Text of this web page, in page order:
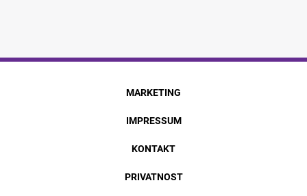
MARKETING
IMPRESSUM
KONTAKT
PRIVATNOST